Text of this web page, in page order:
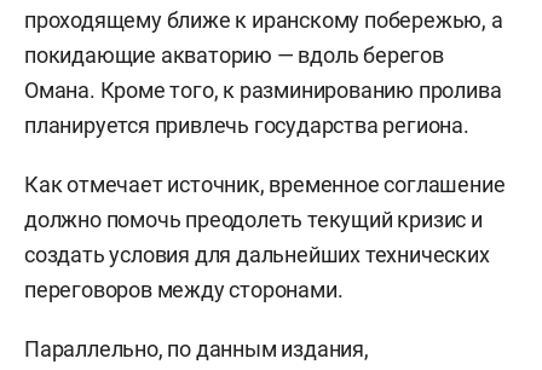
проходящему ближе к иранскому побережью, а
покидающие акваторию — вдоль берегов
Омана. Кроме того, к разминированию пролива
планируется привлечь государства региона.
Как отмечает источник, временное соглашение
должно помочь преодолеть текущий кризис и
создать условия для дальнейших технических
переговоров между сторонами.
Параллельно, по данным издания,